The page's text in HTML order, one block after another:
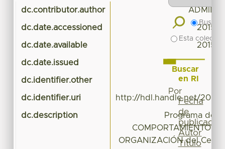
dc.contributor.author
dc.date.accessioned 2015-
dc.date.available 2015-
dc.date.issued
dc.identifier.other
dc.identifier.uri http://hdl.handle.net/
dc.description
Programa de
COMPORTAMIENTO
ORGANIZACIÓN del
Buscar
Esta
Buscar
en RI
Por
Fecha
de
publicación
Autor
Título